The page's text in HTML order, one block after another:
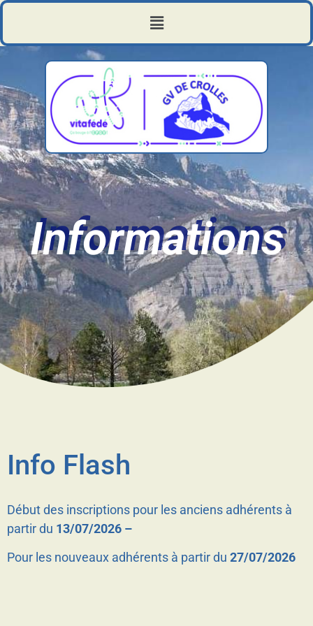
Informations
Info Flash
Début des inscriptions pour les anciens adhérents à
partir du 13/07/2026 –
Pour les nouveaux adhérents à partir du 27/07/2026